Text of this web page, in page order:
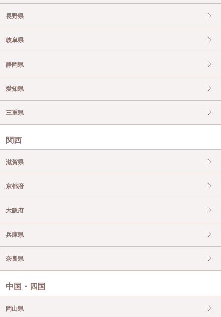
長野県
岐阜県
静岡県
愛知県
三重県
関西
滋賀県
京都府
大阪府
兵庫県
奈良県
中国・四国
岡山県